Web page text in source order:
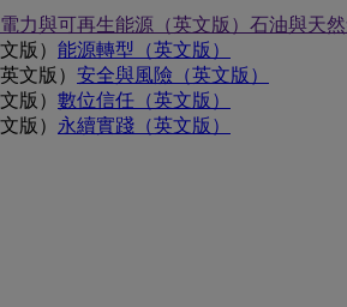
電力與可再生能源（英文版） 石油與天然
能源轉型（英文版）
安全與風險（英文版）
數位信任（英文版）
永續實踐（英文版）